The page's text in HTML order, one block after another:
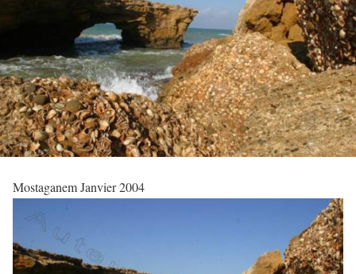
Mostaganem Janvier 2004